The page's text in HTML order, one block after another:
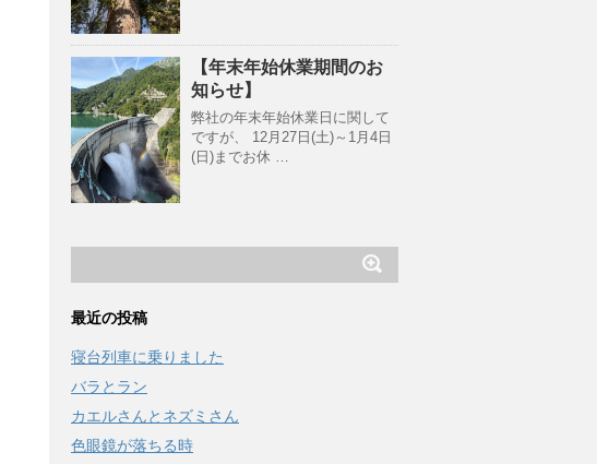
【年末年始休業期間のお
知らせ】
弊社の年末年始休業日に関して
ですが、 12月27日(土)～1月4日
(日)までお休 …
最近の投稿
寝台列車に乗りました
バラとラン
カエルさんとネズミさん
色眼鏡が落ちる時